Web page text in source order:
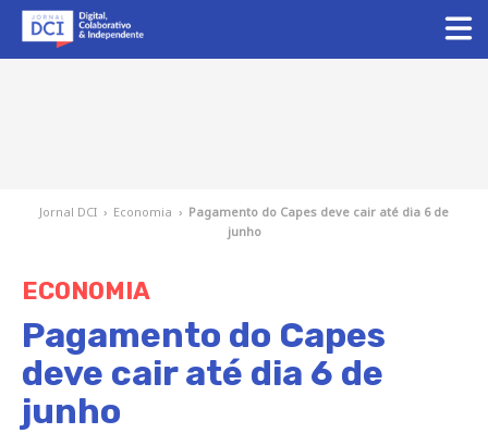
Jornal DCI › Economia › Pagamento do Capes deve cair até dia 6 de
junho
ECONOMIA
Pagamento do Capes
deve cair até dia 6 de
junho